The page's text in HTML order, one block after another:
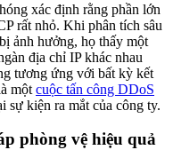
xác định rằng phần lớn
rất nhỏ. Khi phân tích sâu
ảnh hưởng, họ thấy một
địa chỉ IP khác nhau
tương ứng với bất kỳ kết
một cuộc tấn công DDoS
sự kiện ra mắt của công ty.
phòng vệ hiệu quả